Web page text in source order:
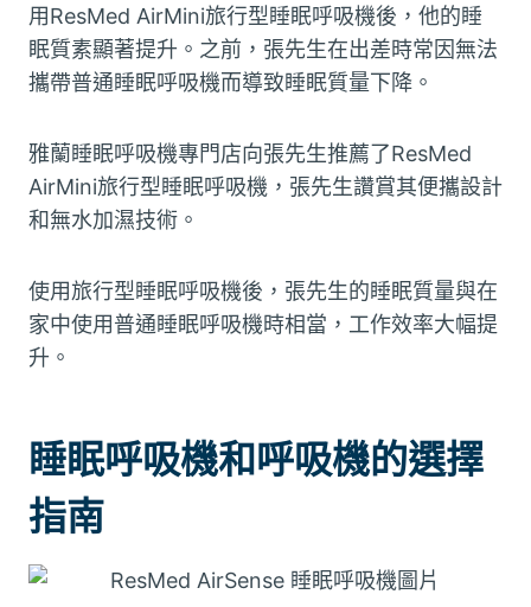
用ResMed AirMini旅行型睡眠呼吸機後，他的睡
眠質素顯著提升。之前，張先生在出差時常因無法
攜帶普通睡眠呼吸機而導致睡眠質量下降。
雅蘭睡眠呼吸機專門店向張先生推薦了ResMed
AirMini旅行型睡眠呼吸機，張先生讚賞其便攜設計
和無水加濕技術。
使用旅行型睡眠呼吸機後，張先生的睡眠質量與在
家中使用普通睡眠呼吸機時相當，工作效率大幅提
升。
睡眠呼吸機和呼吸機的選擇
指南